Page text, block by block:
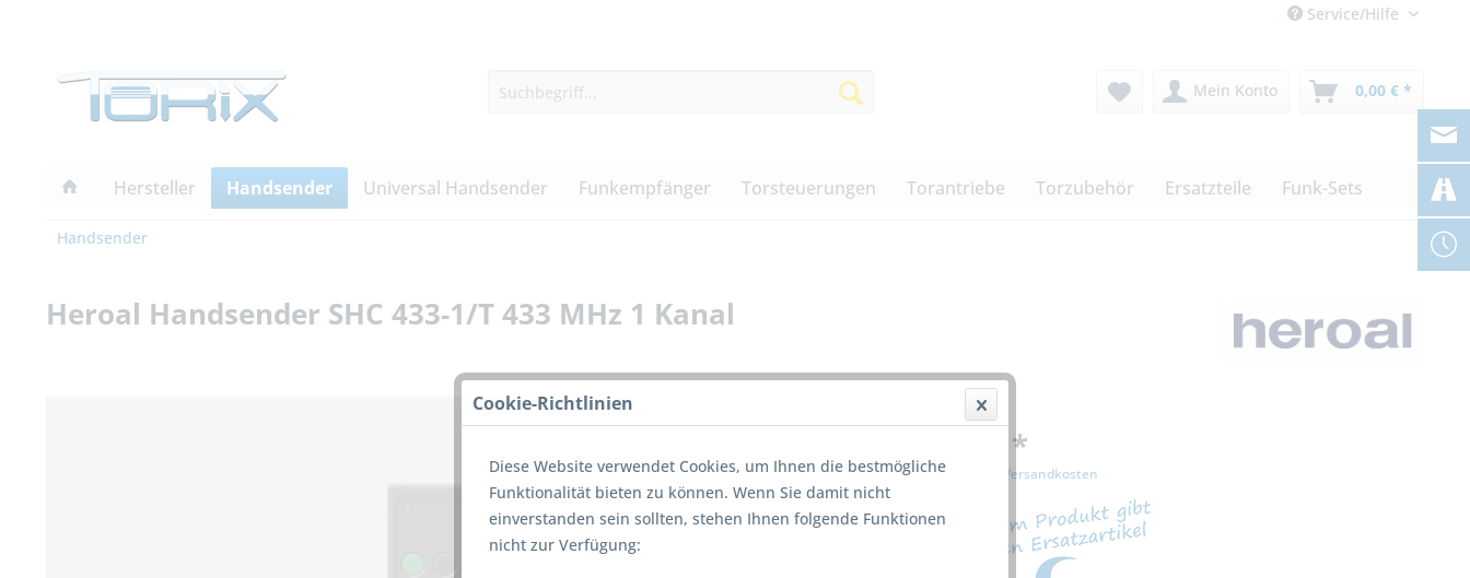
Service/Hilfe
Mein Konto 0,00 € *
Hersteller Handsender Universal Handsender Funkempfänger Torsteuerungen Torantriebe Torzubehör Ersatzteile Funk-Sets
Handsender
Heroal Handsender SHC 433-1/T 433 MHz 1 Kanal
89,50 € *
inkl. MwSt. zzgl. Versandkosten
Cookie-Richtlinien
Diese Website verwendet Cookies, um Ihnen die bestmögliche
Funktionalität bieten zu können. Wenn Sie damit nicht
einverstanden sein sollten, stehen Ihnen folgende Funktionen
nicht zur Verfügung: